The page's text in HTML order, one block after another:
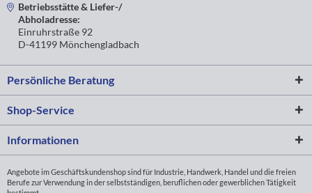
Betriebsstätte & Liefer-/
Abholadresse:
Einruhrstraße 92
D-41199 Mönchengladbach
Persönliche Beratung
Shop-Service
Informationen
Angebote im Geschäftskundenshop sind für Industrie, Handwerk, Handel und die freien
Berufe zur Verwendung in der selbstständigen, beruflichen oder gewerblichen Tätigkeit